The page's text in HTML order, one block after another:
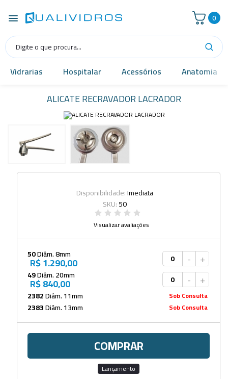
0
Vidrarias Hospitalar Acessórios Anatomia
ALICATE RECRAVADOR LACRADOR
Disponibilidade:Imediata
SKU:50
Visualizar avaliações
50Diâm. 8mm
R$ 1.290,00 - +
49Diâm. 20mm
R$ 840,00 - +
2382Diâm. 11mm Sob Consulta
2383Diâm. 13mm Sob Consulta
COMPRAR
Lançamento